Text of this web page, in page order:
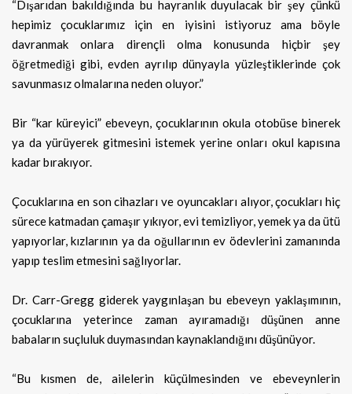
“Dışarıdan bakıldığında bu hayranlık duyulacak bir şey çünkü
hepimiz çocuklarımız için en iyisini istiyoruz ama böyle
davranmak onlara dirençli olma konusunda hiçbir şey
öğretmediği gibi, evden ayrılıp dünyayla yüzleştiklerinde çok
savunmasız olmalarına neden oluyor.”
Bir “kar küreyici” ebeveyn, çocuklarının okula otobüse binerek
ya da yürüyerek gitmesini istemek yerine onları okul kapısına
kadar bırakıyor.
Çocuklarına en son cihazları ve oyuncakları alıyor, çocukları hiç
sürece katmadan çamaşır yıkıyor, evi temizliyor, yemek ya da ütü
yapıyorlar, kızlarının ya da oğullarının ev ödevlerini zamanında
yapıp teslim etmesini sağlıyorlar.
Dr. Carr-Gregg giderek yaygınlaşan bu ebeveyn yaklaşımının,
çocuklarına yeterince zaman ayıramadığı düşünen anne
babaların suçluluk duymasından kaynaklandığını düşünüyor.
“Bu kısmen de, ailelerin küçülmesinden ve ebeveynlerin